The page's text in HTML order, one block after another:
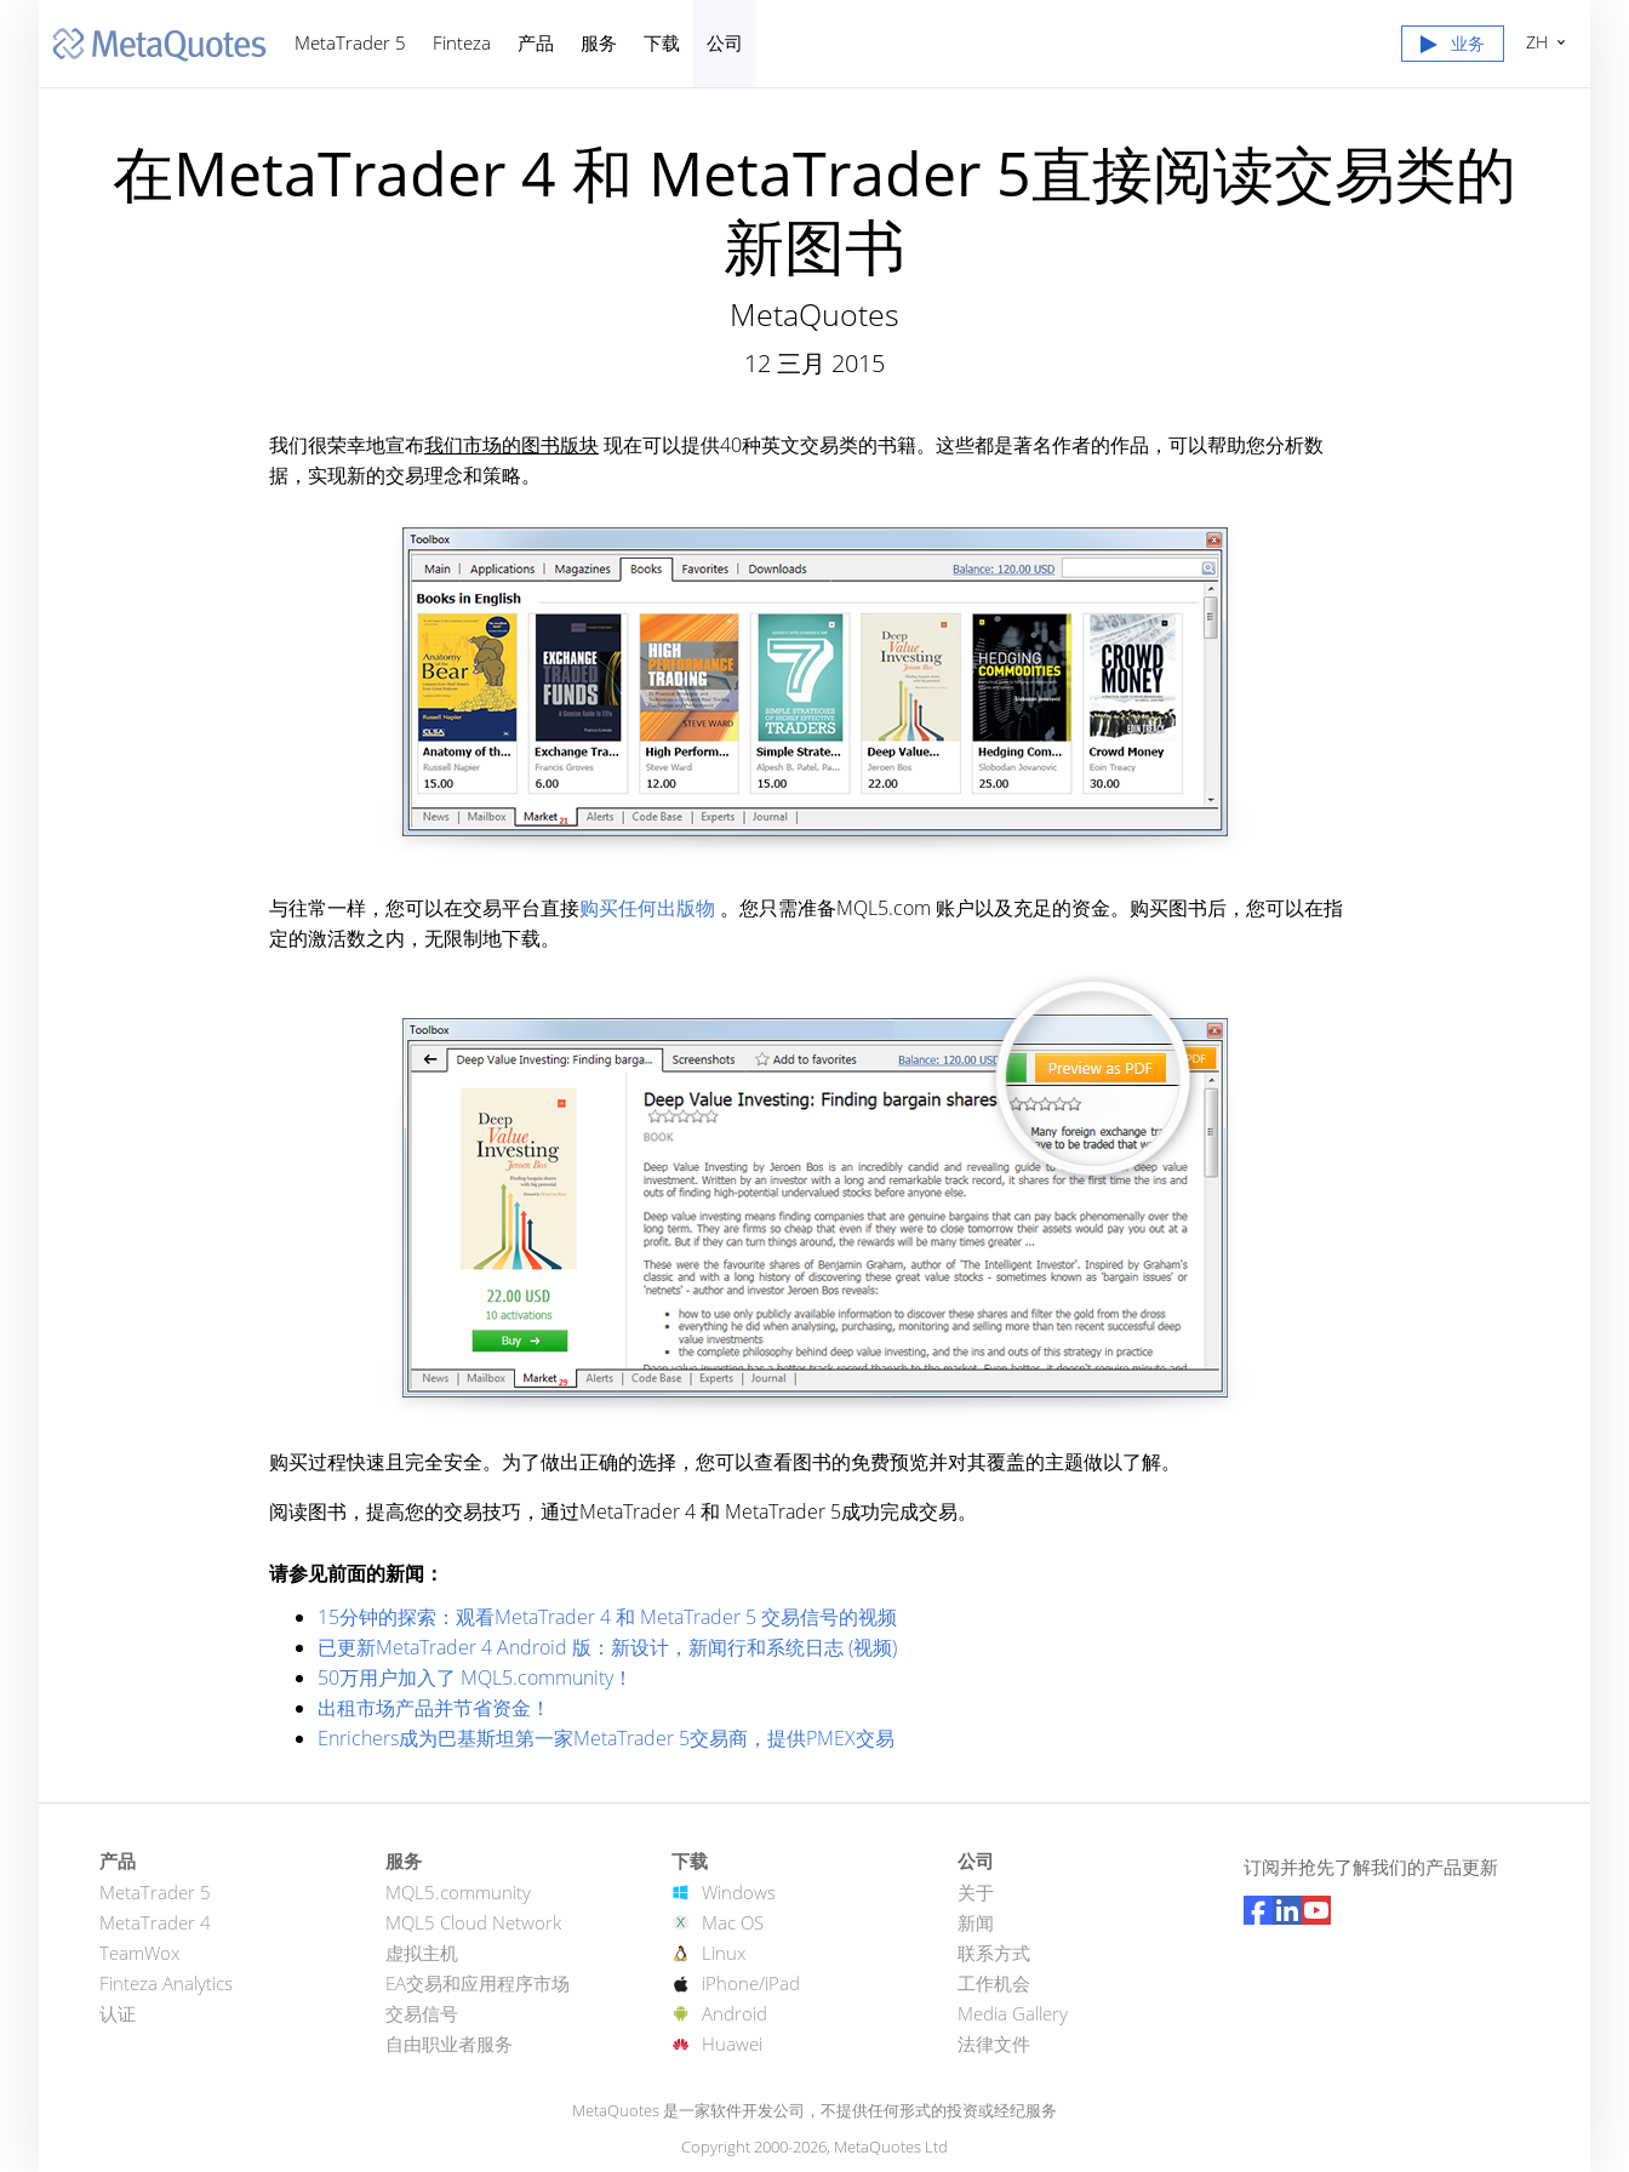
MetaTrader 5 Finteza 产品 服务 下载 公司 业务 ZH
在MetaTrader 4 和 MetaTrader 5直接阅读交易类的
新图书
MetaQuotes
12 三月 2015
我们很荣幸地宣布我们市场的图书版块现在可以提供40种英文交易类的书籍。这些都是著名作者的作品，可以帮助您分析数
据，实现新的交易理念和策略。
与往常一样，您可以在交易平台直接购买任何出版物 。您只需准备MQL5.com 账户以及充足的资金。购买图书后，您可以在指
定的激活数之内，无限制地下载。
购买过程快速且完全安全。为了做出正确的选择，您可以查看图书的免费预览并对其覆盖的主题做以了解。
阅读图书，提高您的交易技巧，通过MetaTrader 4 和 MetaTrader 5成功完成交易。
请参见前面的新闻：
15分钟的探索：观看MetaTrader 4 和 MetaTrader 5 交易信号的视频
已更新MetaTrader 4 Android 版：新设计，新闻行和系统日志 (视频)
50万用户加入了 MQL5.community！
出租市场产品并节省资金！
Enrichers成为巴基斯坦第一家MetaTrader 5交易商，提供PMEX交易
产品
MetaTrader 5
MetaTrader 4
TeamWox
Finteza Analytics
认证
服务
MQL5.community
MQL5 Cloud Network
虚拟主机
EA交易和应用程序市场
交易信号
自由职业者服务
下载
Windows
Mac OS
Linux
iPhone/iPad
Android
Huawei
公司
关于
新闻
联系方式
工作机会
Media Gallery
法律文件
订阅并抢先了解我们的产品更新
MetaQuotes 是一家软件开发公司，不提供任何形式的投资或经纪服务
Copyright 2000-2026, MetaQuotes Ltd